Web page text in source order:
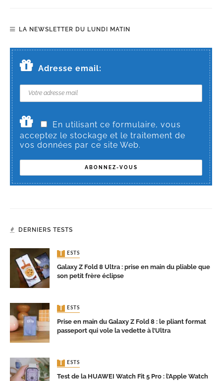
LA NEWSLETTER DU LUNDI MATIN
Adresse email:
En utilisant ce formulaire, vous
acceptez le stockage et le traitement de
vos données par ce site Web.
DERNIERS TESTS
TESTS
Galaxy Z Fold 8 Ultra : prise en main du pliable que
son petit frère éclipse
TESTS
Prise en main du Galaxy Z Fold 8 : le pliant format
passeport qui vole la vedette à l’Ultra
TESTS
Test de la HUAWEI Watch Fit 5 Pro : l’Apple Watch